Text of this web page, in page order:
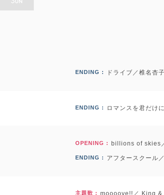
ENDING : ドライブ／椎名杏子
ENDING : ロマンスを君だけ
OPENING : billions of skies
ENDING : アフタースクール
主題歌 : moooove!!／ King &